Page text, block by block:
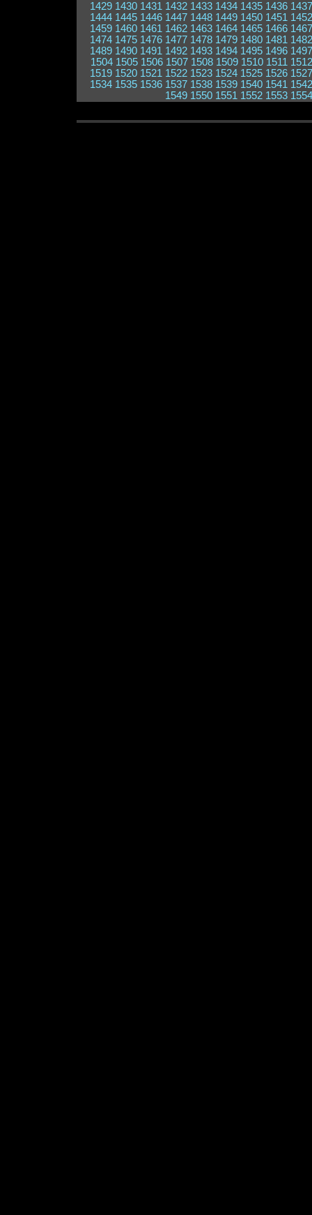
1429 1430 1431 1432 1433 1434 1435 1436 1437
1444 1445 1446 1447 1448 1449 1450 1451 1452
1459 1460 1461 1462 1463 1464 1465 1466 1467
1474 1475 1476 1477 1478 1479 1480 1481 1482
1489 1490 1491 1492 1493 1494 1495 1496 1497
1504 1505 1506 1507 1508 1509 1510 1511 1512
1519 1520 1521 1522 1523 1524 1525 1526 1527
1534 1535 1536 1537 1538 1539 1540 1541 1542
1549 1550 1551 1552 1553 1554